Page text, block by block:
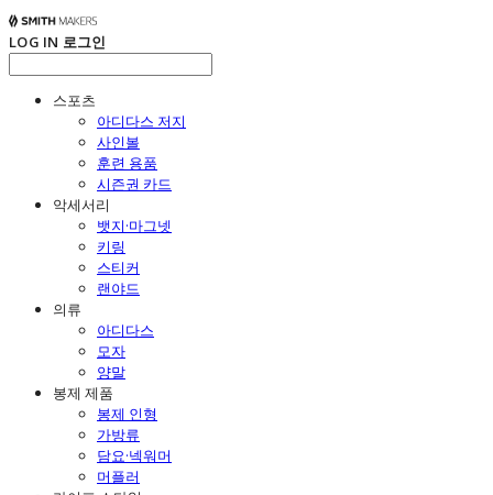
LOG IN 로그인
스포츠
아디다스 저지
사인볼
훈련 용품
시즌권 카드
악세서리
뱃지·마그넷
키링
스티커
랜야드
의류
아디다스
모자
양말
봉제 제품
봉제 인형
가방류
담요·넥워머
머플러